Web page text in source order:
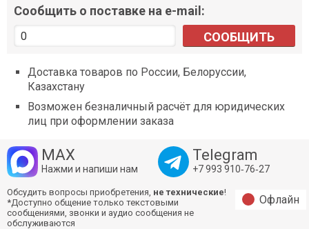
Сообщить о поставке на e-mail:
СООБЩИТЬ
Доставка товаров по России, Белоруссии,
Казахстану
Возможен безналичный расчёт для юридических
лиц при оформлении заказа
MAX
Нажми и напиши нам
Telegram
+7 993 910‑76‑27
Обсудить вопросы приобретения, не технические!
*Доступно общение только текстовыми
сообщениями, звонки и аудио сообщения не
обслуживаются
Офлайн